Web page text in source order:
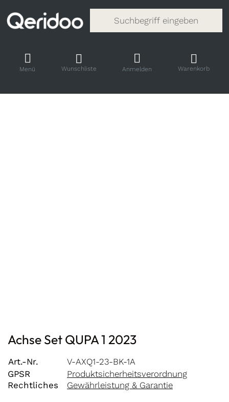
Menü Wunschliste Anmelden Warenkorb
Achse Set QUPA 1 2023
Art.-Nr.
V-AXQ1-23-BK-1A
GPSR
Produktsicherheitsverordnung
Rechtliches
Gewährleistung & Garantie